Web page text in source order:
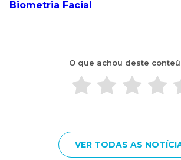
Biometria Facial
O que achou deste
VER TODAS AS